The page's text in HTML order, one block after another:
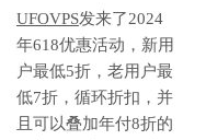
UFOVPS发来了2024
年618优惠活动，新用
户最低5折，老用户最
低7折，循环折扣，并
且可以叠加年付8折的